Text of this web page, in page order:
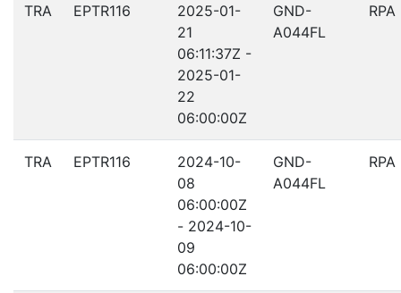
TRA EPTR116
2025-01-
21
06:11:37Z -
2025-01-
22
06:00:00Z
GND-
A044FL
RPA
TRA EPTR116
2024-10-
08
06:00:00Z
- 2024-10-
09
06:00:00Z
GND-
A044FL
RPA